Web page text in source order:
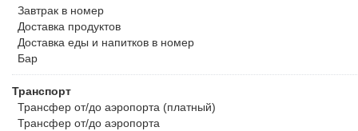
Завтрак в номер
Доставка продуктов
Доставка еды и напитков в номер
Бар
Транспорт
Трансфер от/до аэропорта (платный)
Трансфер от/до аэропорта